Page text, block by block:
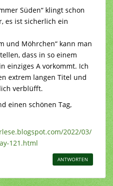
Süden“ klingt schon
es ist sicherlich ein
und Möhrchen“ kann man
dass in so einem
einziges A vorkommt. Ich
extrem langen Titel und
verblüfft.
einen schönen Tag,
2022/03/
121.html
ANTWORTEN